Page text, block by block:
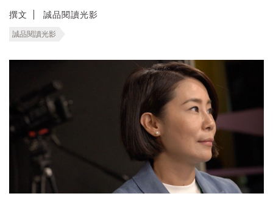
撰文 誠品閱讀光影
誠品閱讀光影